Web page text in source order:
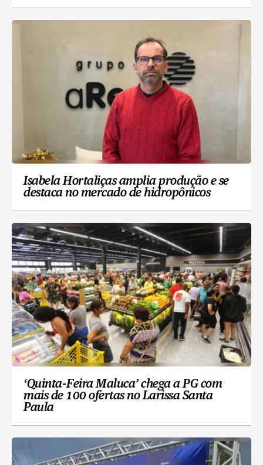
Isabela Hortaliças amplia produção e se
destaca no mercado de hidropônicos
‘Quinta-Feira Maluca’ chega a PG com
mais de 100 ofertas no Larissa Santa
Paula